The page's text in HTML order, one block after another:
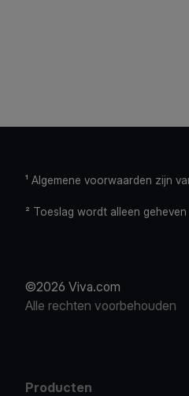
¹ Algemene voorwaarden zijn
² Toeslag wordt alleen
©2026 Viva.com
Alle rechten voorbehouden
Producten